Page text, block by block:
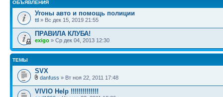
ОБЪЯВЛЕНИЯ
Угоны авто и помощь полиции
ttl » Вс дек 15, 2019 21:55
ПРАВИЛА КЛУБА!
exigo » Ср дек 04, 2013 12:30
ТЕМЫ
SVX
danfuss » Вт ноя 22, 2011 17:48
VIVIO Help !!!!!!!!!!!!!!